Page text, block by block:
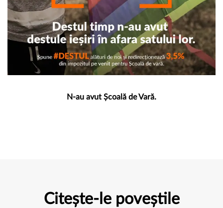
N-au avut Școală de Vară.
Citește-le poveștile